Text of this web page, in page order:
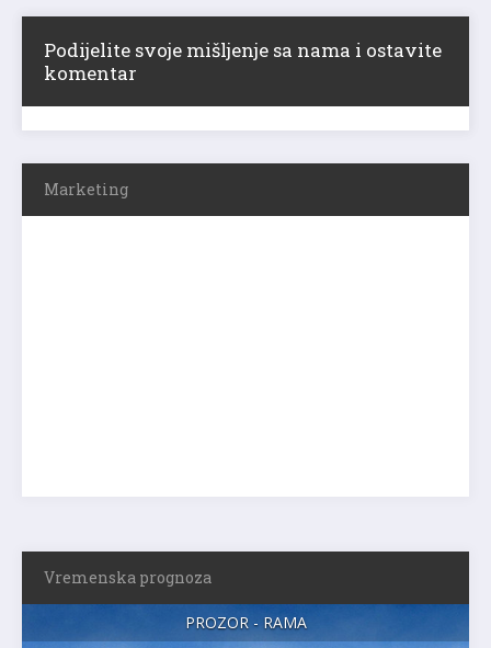
Podijelite svoje mišljenje sa nama i ostavite
komentar
Marketing
Vremenska prognoza
PROZOR - RAMA